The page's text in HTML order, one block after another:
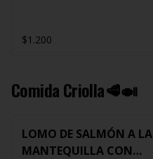
$1.200
Comida Criolla🥩🍛
LOMO DE SALMÓN A LA
MANTEQUILLA CON